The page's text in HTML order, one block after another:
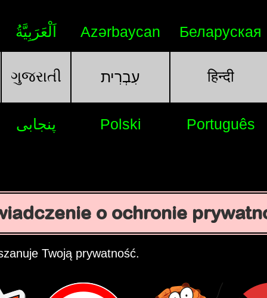
اَلْعَرَبِيَّةُ Azərbaycan Беларуская
ગુજરાતી עִבְרִית हिन्दी
پنجابی Polski Português
o ochronie
Twoją prywatność.